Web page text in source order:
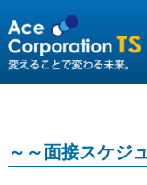
～～面接スケジ